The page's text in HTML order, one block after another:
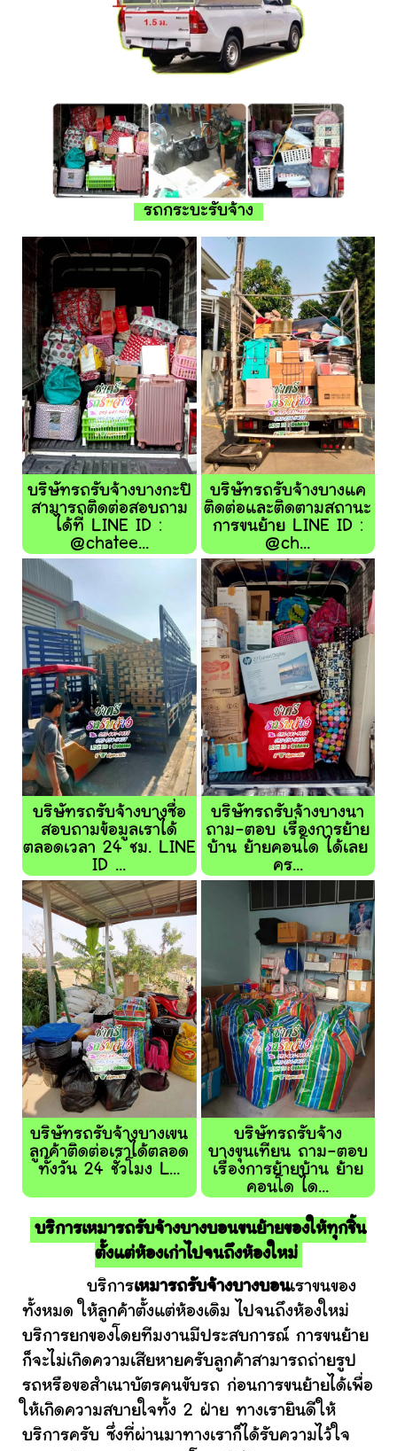
รถกระบะรับจ้าง
บริษัทรถรับจ้างบางกะปิ
สามารถติดต่อสอบถาม
ได้ที่ LINE ID :
@chatee...
บริษัทรถรับจ้างบางแค
ติดต่อและติดตามสถานะ
การขนย้าย LINE ID :
@ch...
บริษัทรถรับจ้างบางซื่อ
สอบถามข้อมูลเราได้
ตลอดเวลา 24 ชม. LINE
ID ...
บริษัทรถรับจ้างบางนา
ถาม-ตอบ เรื่องการย้าย
บ้าน ย้ายคอนโด ได้เลย
คร...
บริษัทรถรับจ้างบางเขน
ลูกค้าติดต่อเราได้ตลอด
ทั้งวัน 24 ชั่วโมง L...
บริษัทรถรับจ้าง
บางขุนเทียน ถาม-ตอบ
เรื่องการย้ายบ้าน ย้าย
คอนโด ได...
บริการเหมารถรับจ้างบางบอนขนย้ายของให้ทุกชิ้น
ตั้งแต่ห้องเก่าไปจนถึงห้องใหม่
บริการเหมารถรับจ้างบางบอนเราขนของ
ทั้งหมด ให้ลูกค้าตั้งแต่ห้องเดิม ไปจนถึงห้องใหม่
บริการยกของโดยทีมงานมีประสบการณ์ การขนย้าย
ก็จะไม่เกิดความเสียหายครับลูกค้าสามารถถ่ายรูป
รถหรือขอสำเนาบัตรคนขับรถ ก่อนการขนย้ายได้เพื่อ
ให้เกิดความสบายใจทั้ง 2 ฝ่าย ทางเรายินดีให้
บริการครับ ซึ่งที่ผ่านมาทางเราก็ได้รับความไว้ใจ